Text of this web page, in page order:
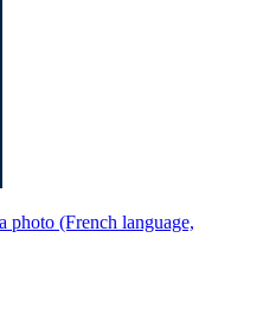
photo (French language,